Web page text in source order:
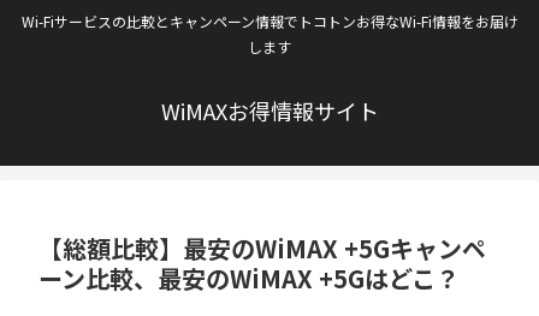
Wi-Fiサービスの比較とキャンペーン情報でトコトンお得なWi-Fi情報をお届け
します
WiMAXお得情報サイト
【総額比較】最安のWiMAX +5Gキャンペ
ーン比較、最安のWiMAX +5Gはどこ？